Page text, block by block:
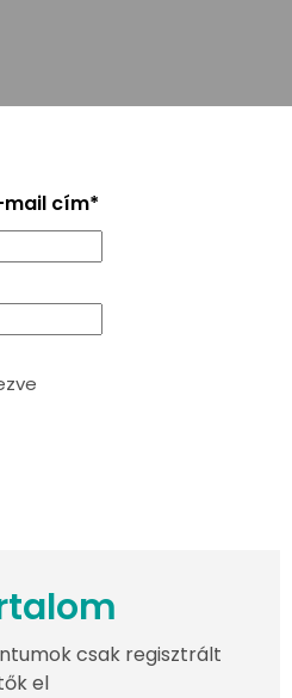
mail cím*
csak regisztrált
el